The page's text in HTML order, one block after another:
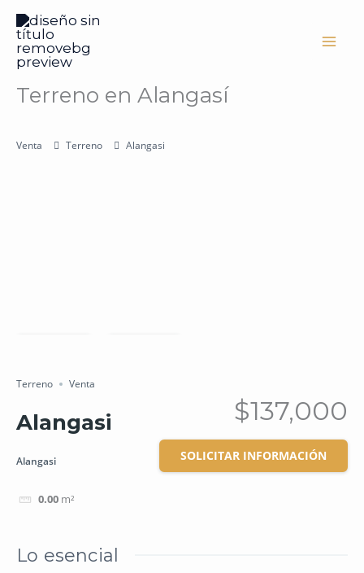
contenido
Terreno en Alangasí
Venta Terreno Alangasi
Terreno Venta
Alangasi
Alangasi
0.00 m²
$137,000
SOLICITAR INFORMACIÓN
Lo esencial